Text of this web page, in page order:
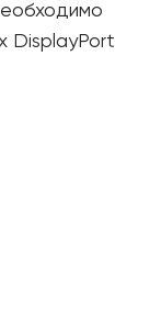
DisplayPort